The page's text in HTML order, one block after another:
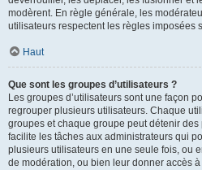
modèrent. En règle générale, les
utilisateurs respectent les règles imposées
Haut
Que sont les groupes d’utilisateurs ?
Les groupes d’utilisateurs sont une façon
regrouper plusieurs utilisateurs. Chaque
groupes et chaque groupe peut détenir
facilite les tâches aux administrateurs qui
plusieurs utilisateurs en une seule fois, ou
de modération, ou bien leur donner accès